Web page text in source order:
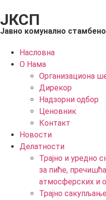
ЈКСП
Јавно комунално
Насловна
О Нама
Организациона
Дирекор
Надзорни одбор
Ценовник
Контакт
Новости
Делатности
Трајно и уредно
за пиће,
атмосферских и
Трајно